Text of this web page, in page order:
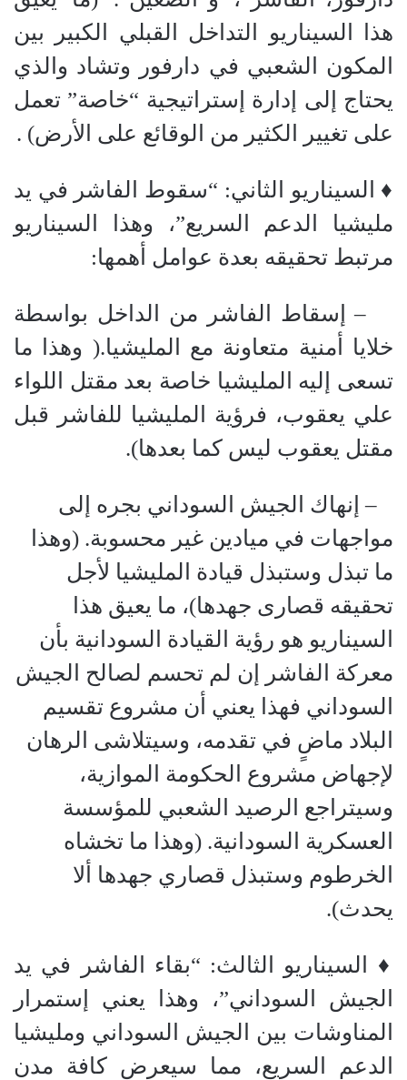
هذا السيناريو التداخل القبلي الكبير بين
المكون الشعبي في دارفور وتشاد والذي
يحتاج إلى إدارة إستراتيجية “خاصة” تعمل
على تغيير الكثير من الوقائع على الأرض) .
‏♦ السيناريو الثاني: “سقوط الفاشر في يد
مليشيا الدعم السريع”، وهذا السيناريو
مرتبط تحقيقه بعدة عوامل أهمها:
‏ – إسقاط الفاشر من الداخل بواسطة
خلايا أمنية متعاونة مع المليشيا.( وهذا ما
تسعى إليه المليشيا خاصة بعد مقتل اللواء
علي يعقوب، فرؤية المليشيا للفاشر قبل
مقتل يعقوب ليس كما بعدها).
‏ – إنهاك الجيش السوداني بجره إلى
مواجهات في ميادين غير محسوبة. (وهذا
ما تبذل وستبذل قيادة المليشيا لأجل
تحقيقه قصارى جهدها)، ما يعيق هذا
السيناريو هو رؤية القيادة السودانية بأن
معركة الفاشر إن لم تحسم لصالح الجيش
السوداني فهذا يعني أن مشروع تقسيم
البلاد ماضٍ في تقدمه، وسيتلاشى الرهان
لإجهاض مشروع الحكومة الموازية،
وسيتراجع الرصيد الشعبي للمؤسسة
العسكرية السودانية. (وهذا ما تخشاه
الخرطوم وستبذل قصاري جهدها ألا
يحدث).
‏♦ السيناريو الثالث: “بقاء الفاشر في يد
الجيش السوداني”، وهذا يعني إستمرار
المناوشات بين الجيش السوداني ومليشيا
الدعم السريع، مما سيعرض كافة مدن